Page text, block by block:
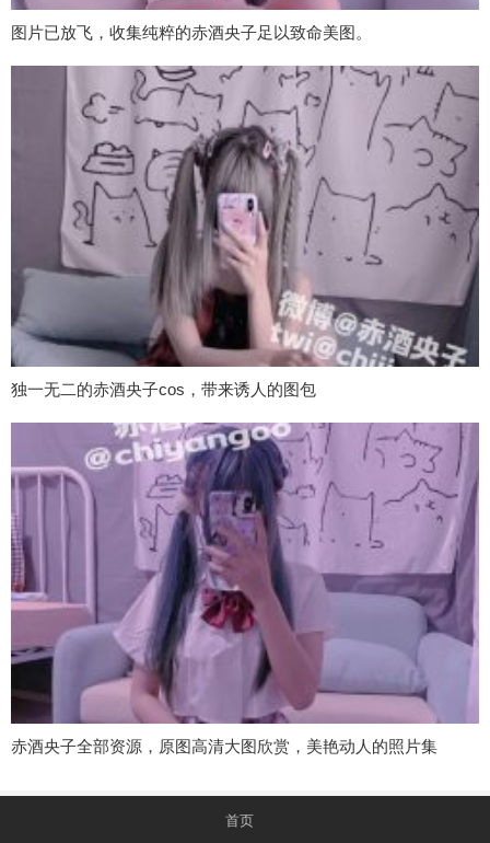
图片已放飞，收集纯粹的赤酒央子足以致命美图。
独一无二的赤酒央子cos，带来诱人的图包
赤酒央子全部资源，原图高清大图欣赏，美艳动人的照片集
首页